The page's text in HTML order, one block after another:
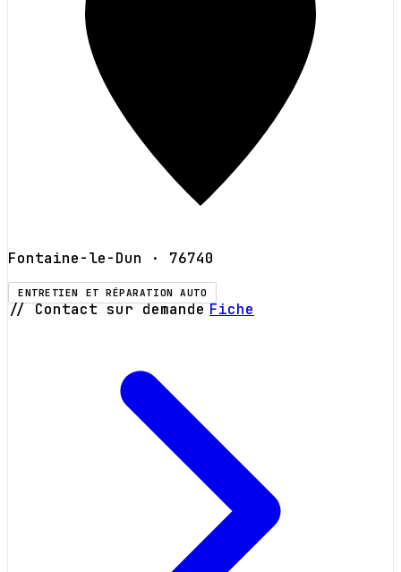
Fontaine-le-Dun · 76740
ENTRETIEN ET RÉPARATION AUTO
// Contact sur demande Fiche